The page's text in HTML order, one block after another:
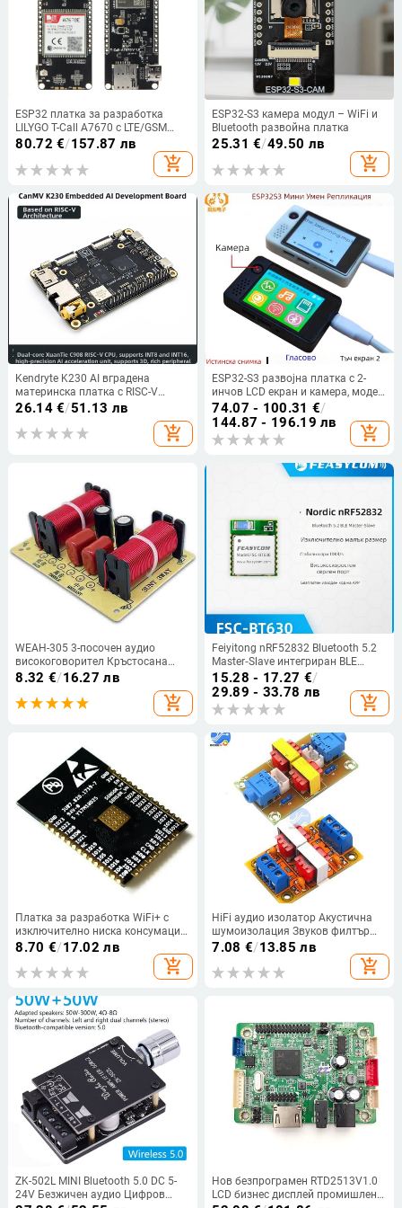
ESP32 платка за разработка
LILYGO T-Call A7670 с LTE/GSM
модул A7670E, 4G/2G
80.72 €/157.87 лв
add_shopping_cart
ESP32-S3 камера модул – WiFi и
Bluetooth развойна платка
25.31 €/49.50 лв
add_shopping_cart
Kendryte K230 AI вградена
материнска платка с RISC-V
двойно ядро и модул за
разпознаване на образи, Linux
съвместима.
26.14€/51.13 лв
add_shopping_cart
ESP32-S3 развојна платка с 2-
инчов LCD екран и камера, модел
N16R8
74.07 - 100.31 €/
144.87 - 196.19 лв
add_shopping_cart
WEAH-305 3-посочен аудио
високоговорител Кръстосана
верига Високи средни честоти
Бас Модул Честотен делител
Домашен високоговорител
8.32 €/16.27 лв
add_shopping_cart
Feiyitong nRF52832 Bluetooth 5.2
Master‑Slave интегриран BLE
модул за прозрачно предаване
на серийни данни
15.28 - 17.27 €/
29.89 - 33.78 лв
add_shopping_cart
Платка за разработка WiFi+ с
изключително ниска консумация
на енергия, двуядрен ESP-32S
WROOM-32U ESP 32
8.70 €/17.02 лв
add_shopping_cart
HiFi аудио изолатор Акустична
шумоизолация Звуков филтър
Намаляване на шума Акустичен
заземяване
7.08 €/13.85 лв
add_shopping_cart
ZK-502L MINI Bluetooth 5.0 DC 5-
24V Безжичен аудио Цифров
Нов безпрограмен RTD2513V1.0
LCD бизнес дисплей промишлена